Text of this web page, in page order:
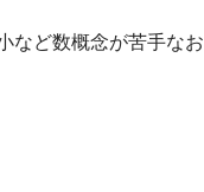
など数概念が苦手なお